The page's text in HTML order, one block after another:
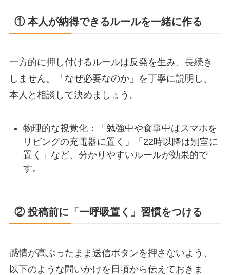
① 本人が納得できるルールを一緒に作る
一方的に押し付けるルールは反発を生み、長続き
しません。「なぜ必要なのか」を丁寧に説明し、
本人と相談して決めましょう。
物理的な視覚化：「勉強中や食事中はスマホを
リビングの充電器に置く」「22時以降は別室に
置く」など、分かりやすいルールが効果的で
す。
② 投稿前に「一呼吸置く」習慣をつける
感情が高ぶったまま送信ボタンを押さないよう、
以下のような問いかけを日頃から伝えておきま